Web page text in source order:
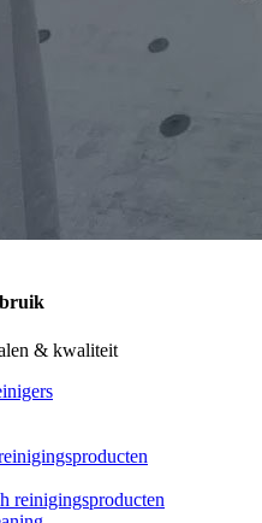
& kwaliteit
reinigingsproducten